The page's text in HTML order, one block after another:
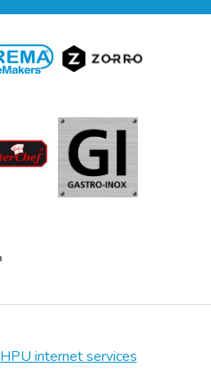
HPU internet services